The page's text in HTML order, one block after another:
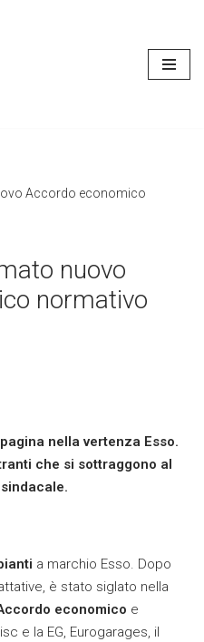
Accordo economico
nuovo
normativo
nella vertenza Esso.
che si sottraggono al
a marchio Esso. Dopo
è stato siglato nella
economico e
e la EG, Eurogarages, il